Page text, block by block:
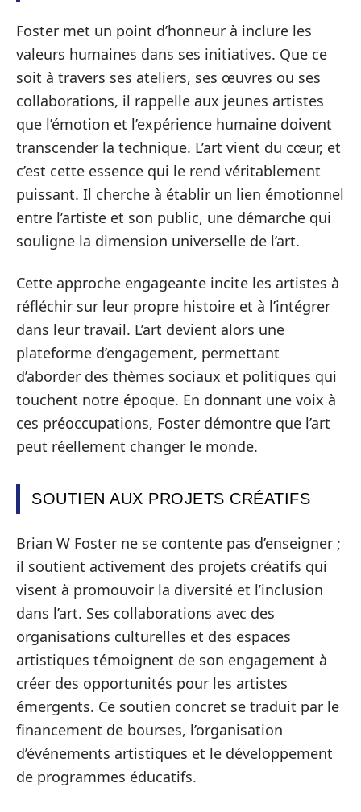
Foster met un point d’honneur à inclure les
valeurs humaines dans ses initiatives. Que ce
soit à travers ses ateliers, ses œuvres ou ses
collaborations, il rappelle aux jeunes artistes
que l’émotion et l’expérience humaine doivent
transcender la technique. L’art vient du cœur, et
c’est cette essence qui le rend véritablement
puissant. Il cherche à établir un lien émotionnel
entre l’artiste et son public, une démarche qui
souligne la dimension universelle de l’art.
Cette approche engageante incite les artistes à
réfléchir sur leur propre histoire et à l’intégrer
dans leur travail. L’art devient alors une
plateforme d’engagement, permettant
d’aborder des thèmes sociaux et politiques qui
touchent notre époque. En donnant une voix à
ces préoccupations, Foster démontre que l’art
peut réellement changer le monde.
SOUTIEN AUX PROJETS CRÉATIFS
Brian W Foster ne se contente pas d’enseigner ;
il soutient activement des projets créatifs qui
visent à promouvoir la diversité et l’inclusion
dans l’art. Ses collaborations avec des
organisations culturelles et des espaces
artistiques témoignent de son engagement à
créer des opportunités pour les artistes
émergents. Ce soutien concret se traduit par le
financement de bourses, l’organisation
d’événements artistiques et le développement
de programmes éducatifs.